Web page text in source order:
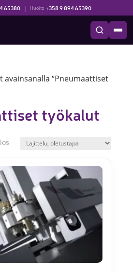
65380 | Huolto +358 9 894 65390
avainsanalla “Pneumaattiset
työkalut